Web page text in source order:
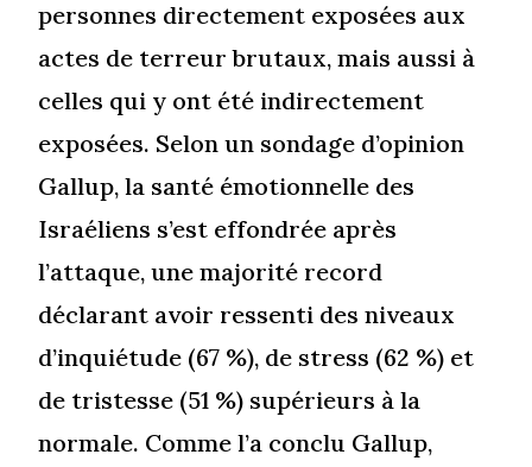
personnes directement exposées aux
actes de terreur brutaux, mais aussi à
celles qui y ont été indirectement
exposées. Selon un sondage d’opinion
Gallup, la santé émotionnelle des
Israéliens s’est effondrée après
l’attaque, une majorité record
déclarant avoir ressenti des niveaux
d’inquiétude (67 %), de stress (62 %) et
de tristesse (51 %) supérieurs à la
normale. Comme l’a conclu Gallup,